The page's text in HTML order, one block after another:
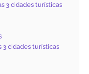
3 cidades turísticas
3 cidades turísticas